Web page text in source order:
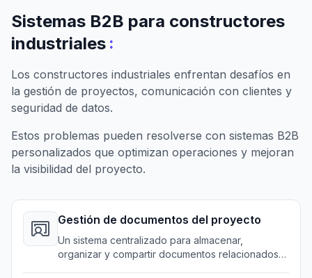
Sistemas B2B para constructores
industriales :
Los constructores industriales enfrentan desafíos en
la gestión de proyectos, comunicación con clientes y
seguridad de datos.
Estos problemas pueden resolverse con sistemas B2B
personalizados que optimizan operaciones y mejoran
la visibilidad del proyecto.
Gestión de documentos del proyecto
Un sistema centralizado para almacenar,
organizar y compartir documentos relacionados